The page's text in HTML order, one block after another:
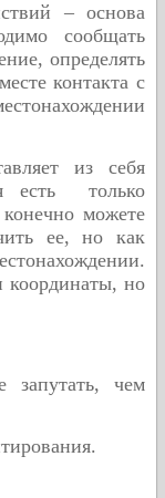
– основа
сообщать
определять
контакта с
из себя
есть только
можете
ее, но как
координаты, но
запутать, чем